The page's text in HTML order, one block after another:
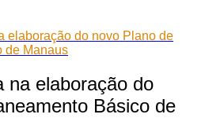
elaboração do novo Plano de
de Manaus
na elaboração do
Básico de